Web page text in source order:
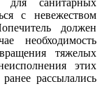
санитарных
с невежеством
должен
необходимость
тяжелых
этих
рассылались